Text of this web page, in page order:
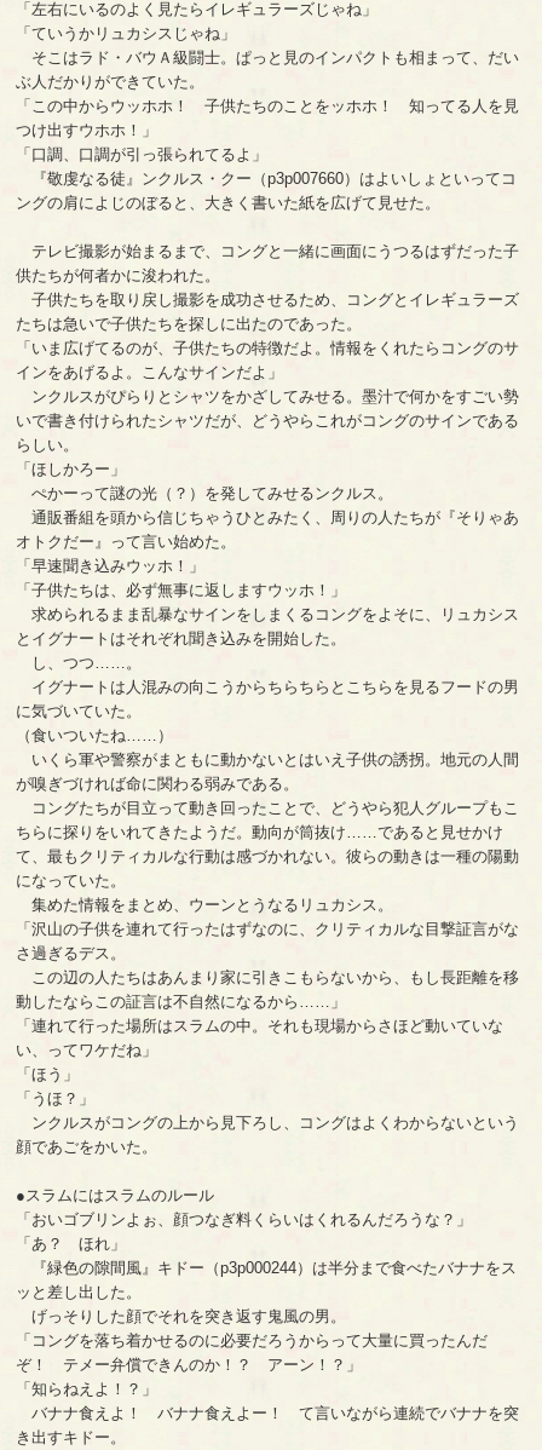
「左右にいるのよく見たらイレギュラーズじゃね」
「ていうかリュカシスじゃね」
そこはラド・バウＡ級闘士。ぱっと見のインパクトも相まって、だい
ぶ人だかりができていた。
「この中からウッホホ！ 子供たちのことをッホホ！ 知ってる人を見
つけ出すウホホ！」
「口調、口調が引っ張られてるよ」
『敬虔なる徒』ンクルス・クー（p3p007660）はよいしょといってコ
ングの肩によじのぼると、大きく書いた紙を広げて見せた。
テレビ撮影が始まるまで、コングと一緒に画面にうつるはずだった子
供たちが何者かに浚われた。
子供たちを取り戻し撮影を成功させるため、コングとイレギュラーズ
たちは急いで子供たちを探しに出たのであった。
「いま広げてるのが、子供たちの特徴だよ。情報をくれたらコングのサ
インをあげるよ。こんなサインだよ」
ンクルスがぴらりとシャツをかざしてみせる。墨汁で何かをすごい勢
いで書き付けられたシャツだが、どうやらこれがコングのサインである
らしい。
「ほしかろー」
ぺかーって謎の光（？）を発してみせるンクルス。
通販番組を頭から信じちゃうひとみたく、周りの人たちが『そりゃあ
オトクだー』って言い始めた。
「早速聞き込みウッホ！」
「子供たちは、必ず無事に返しますウッホ！」
求められるまま乱暴なサインをしまくるコングをよそに、リュカシス
とイグナートはそれぞれ聞き込みを開始した。
し、つつ……。
イグナートは人混みの向こうからちらちらとこちらを見るフードの男
に気づいていた。
（食いついたね……）
いくら軍や警察がまともに動かないとはいえ子供の誘拐。地元の人間
が嗅ぎづければ命に関わる弱みである。
コングたちが目立って動き回ったことで、どうやら犯人グループもこ
ちらに探りをいれてきたようだ。動向が筒抜け……であると見せかけ
て、最もクリティカルな行動は感づかれない。彼らの動きは一種の陽動
になっていた。
集めた情報をまとめ、ウーンとうなるリュカシス。
「沢山の子供を連れて行ったはずなのに、クリティカルな目撃証言がな
さ過ぎるデス。
この辺の人たちはあんまり家に引きこもらないから、もし長距離を移
動したならこの証言は不自然になるから……」
「連れて行った場所はスラムの中。それも現場からさほど動いていな
い、ってワケだね」
「ほう」
「うほ？」
ンクルスがコングの上から見下ろし、コングはよくわからないという
顔であごをかいた。
●スラムにはスラムのルール
「おいゴブリンよぉ、顔つなぎ料くらいはくれるんだろうな？」
「あ？ ほれ」
『緑色の隙間風』キドー（p3p000244）は半分まで食べたバナナをス
ッと差し出した。
げっそりした顔でそれを突き返す鬼風の男。
「コングを落ち着かせるのに必要だろうからって大量に買ったんだ
ぞ！ テメー弁償できんのか！？ アーン！？」
「知らねえよ！？」
バナナ食えよ！ バナナ食えよー！ て言いながら連続でバナナを突
き出すキドー。